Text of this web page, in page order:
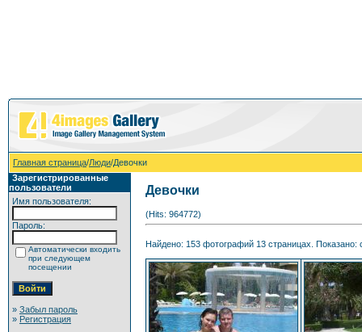
Главная страница/Люди/Девочки
Зарегистрированные
пользователи
Имя пользователя:
Пароль:
Автоматически входить
при следующем
посещении
» Забыл пароль
» Регистрация
Девочки
(Hits: 964772)
Найдено: 153 фотографий 13 страницах. Показано: